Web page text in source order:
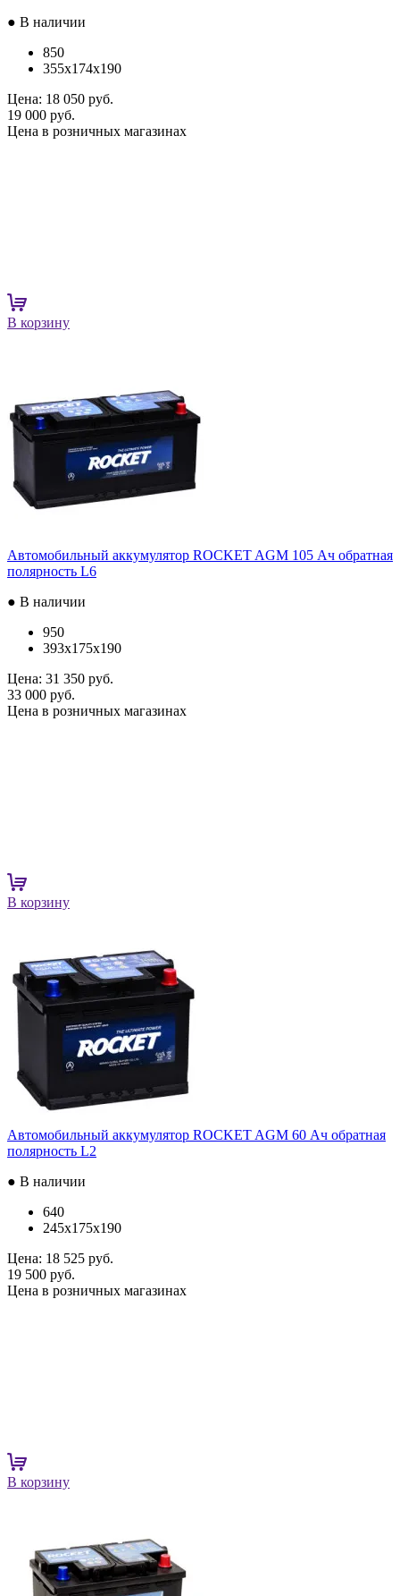
● В наличии
850
355x174x190
Цена: 18 050 руб.
19 000 руб.
Цена в розничных магазинах
В корзину
Автомобильный аккумулятор ROCKET AGM 105 Ач обратная
полярность L6
● В наличии
950
393x175x190
Цена: 31 350 руб.
33 000 руб.
Цена в розничных магазинах
В корзину
Автомобильный аккумулятор ROCKET AGM 60 Ач обратная
полярность L2
● В наличии
640
245x175x190
Цена: 18 525 руб.
19 500 руб.
Цена в розничных магазинах
В корзину